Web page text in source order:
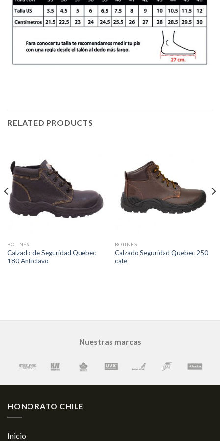
RELATED PRODUCTS
BOTINES
Calzado de Seguridad Quebec
180 Anticlavo
BOTINES
Calzado Seguridad Quebec 250
café
Nuestras marcas
HONORATO CHILE
Inicio